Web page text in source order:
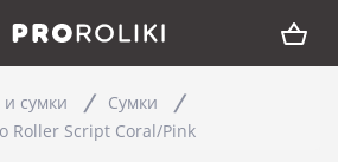
сумки
Сумки
Roller Script Coral/Pink